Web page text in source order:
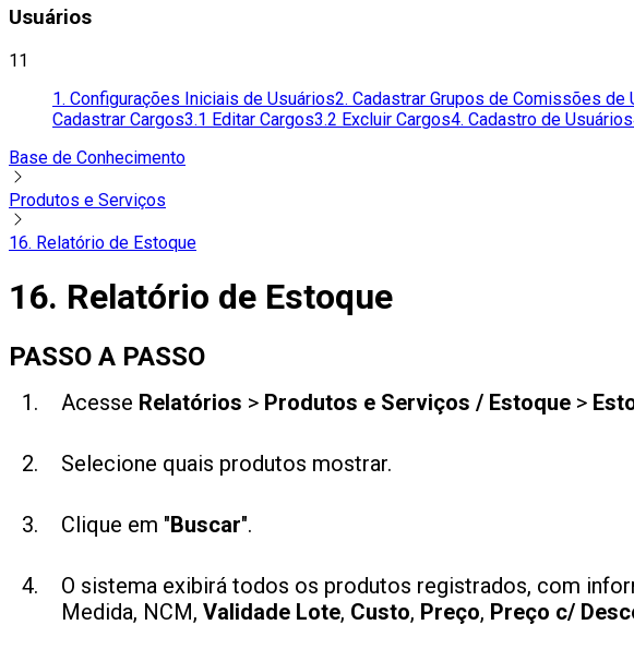
Usuários
11
1. Configurações Iniciais de Usuários2. Cadastrar Grupos de Comissões de
Cadastrar Cargos3.1 Editar Cargos3.2 Excluir Cargos4. Cadastro de Usuários
Base de Conhecimento
Produtos e Serviços
16. Relatório de Estoque
16. Relatório de Estoque
PASSO A PASSO
Acesse Relatórios > Produtos e Serviços / Estoque >
Selecione quais produtos mostrar.
Clique em "Buscar".
O sistema exibirá todos os produtos registrados, com
Medida, NCM, Validade Lote, Custo, Preço, Preço c/